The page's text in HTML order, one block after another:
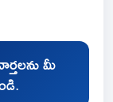
మీ